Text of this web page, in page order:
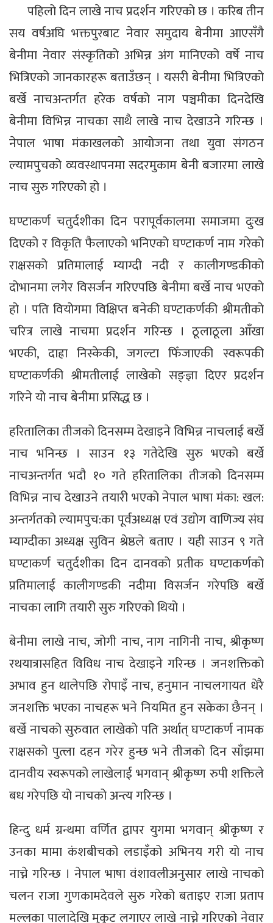
पहिलो दिन लाखे नाच प्रदर्शन गरिएको छ । करिब तीन
सय वर्षअघि भक्तपुरबाट नेवार समुदाय बेनीमा आएसँगै
बेनीमा नेवार संस्कृतिको अभिन्न अंग मानिएको वर्षे नाच
भित्रिएको जानकारहरू बताउँछन् । यसरी बेनीमा भित्रिएको
बर्खे नाचअन्तर्गत हरेक वर्षको नाग पञ्चमीका दिनदेखि
बेनीमा विभिन्न नाचका साथै लाखे नाच देखाउने गरिन्छ ।
नेपाल भाषा मंकाखलको आयोजना तथा युवा संगठन
ल्यामपुचको व्यवस्थापनमा सदरमुकाम बेनी बजारमा लाखे
नाच सुरु गरिएको हो ।
घण्टाकर्ण चतुर्दशीका दिन परापूर्वकालमा समाजमा दुःख
दिएको र विकृति फैलाएको भनिएको घण्टाकर्ण नाम गरेको
राक्षसको प्रतिमालाई म्याग्दी नदी र कालीगण्डकीको
दोभानमा लगेर विसर्जन गरिएपछि बेनीमा बर्खे नाच भएको
हो । पति वियोगमा विक्षिप्त बनेकी घण्टाकर्णकी श्रीमतीको
चरित्र लाखे नाचमा प्रदर्शन गरिन्छ । ठूलाठूला आँखा
भएकी, दाह्रा निस्केकी, जगल्टा फिँजाएकी स्वरूपकी
घण्टाकर्णकी श्रीमतीलाई लाखेको सङ्ज्ञा दिएर प्रदर्शन
गरिने यो नाच बेनीमा प्रसिद्ध छ ।
हरितालिका तीजको दिनसम्म देखाइने विभिन्न नाचलाई बर्खे
नाच भनिन्छ । साउन १३ गतेदेखि सुरु भएको बर्खे
नाचअन्तर्गत भदौ १० गते हरितालिका तीजको दिनसम्म
विभिन्न नाच देखाउने तयारी भएको नेपाल भाषा मंका: खल:
अन्तर्गतको ल्यामपुच:का पूर्वअध्यक्ष एवं उद्योग वाणिज्य संघ
म्याग्दीका अध्यक्ष सुविन श्रेष्ठले बताए । यही साउन ९ गते
घण्टाकर्ण चतुर्दशीका दिन दानवको प्रतीक घण्टाकर्णको
प्रतिमालाई कालीगण्डकी नदीमा विसर्जन गरेपछि बर्खे
नाचका लागि तयारी सुरु गरिएको थियो ।
बेनीमा लाखे नाच, जोगी नाच, नाग नागिनी नाच, श्रीकृष्ण
रथयात्रासहित विविध नाच देखाइने गरिन्छ । जनशक्तिको
अभाव हुन थालेपछि रोपाइँ नाच, हनुमान नाचलगायत धेरै
जनशक्ति भएका नाचहरू भने नियमित हुन सकेका छैनन् ।
बर्खे नाचको सुरुवात लाखेको पति अर्थात् घण्टाकर्ण नामक
राक्षसको पुत्ला दहन गरेर हुन्छ भने तीजको दिन साँझमा
दानवीय स्वरूपको लाखेलाई भगवान् श्रीकृष्ण रुपी शक्तिले
बध गरेपछि यो नाचको अन्त्य गरिन्छ ।
हिन्दु धर्म ग्रन्थमा वर्णित द्वापर युगमा भगवान् श्रीकृष्ण र
उनका मामा कंशबीचको लडाइँको अभिनय गरी यो नाच
नाच्ने गरिन्छ । नेपाल भाषा वंशावलीअनुसार लाखे नाचको
चलन राजा गुणकामदेवले सुरु गरेको बताइए राजा प्रताप
मल्लका पालादेखि मुकुट लगाएर लाखे नाच्ने गरिएको नेवार